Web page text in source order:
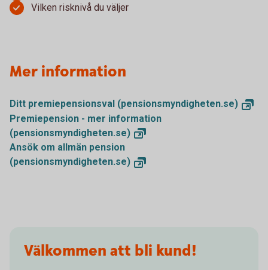
Vilken risknivå du väljer
Mer information
Ditt premiepensionsval (pensionsmyndigheten.se)
Premiepension - mer information
(pensionsmyndigheten.se)
Ansök om allmän pension
(pensionsmyndigheten.se)
Välkommen att bli kund!